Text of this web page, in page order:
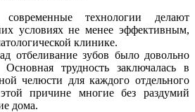
технологии делают
условиях не менее эффективным,
клинике.
отбеливание зубов было довольно
трудность заключалась в
челюсти для каждого отдельного
причине многие без раздумий
дома.